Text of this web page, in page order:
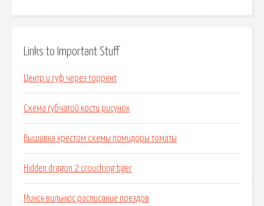
Links to Important Stuff
Центр и гуф через торрент
Схема губчатой кости рисунок
Вышивка крестом схемы помидоры томаты
Hidden dragon 2 crouching tiger
Минск вильнюс расписание поездов